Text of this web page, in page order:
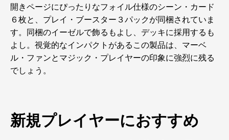
開きページにぴったりなフォイル仕様のシーン・カード
６枚と、プレイ・ブースター３パックが同梱されていま
す。同梱のイーゼルで飾るもよし、デッキに採用するも
よし。視覚的なインパクトがあるこの製品は、マーベ
ル・ファンとマジック・プレイヤーの印象に強烈に残る
でしょう。
新規プレイヤーにおすすめ